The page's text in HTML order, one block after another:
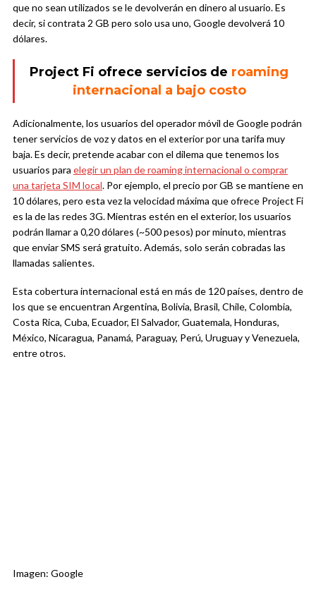
que no sean utilizados se le devolverán en dinero al usuario. Es
decir, si contrata 2 GB pero solo usa uno, Google devolverá 10
dólares.
Project Fi ofrece servicios de roaming
internacional a bajo costo
Adicionalmente, los usuarios del operador móvil de Google podrán
tener servicios de voz y datos en el exterior por una tarifa muy
baja. Es decir, pretende acabar con el dilema que tenemos los
usuarios para elegir un plan de roaming internacional o comprar
una tarjeta SIM local. Por ejemplo, el precio por GB se mantiene en
10 dólares, pero esta vez la velocidad máxima que ofrece Project Fi
es la de las redes 3G. Mientras estén en el exterior, los usuarios
podrán llamar a 0,20 dólares (~500 pesos) por minuto, mientras
que enviar SMS será gratuito. Además, solo serán cobradas las
llamadas salientes.
Esta cobertura internacional está en más de 120 países, dentro de
los que se encuentran Argentina, Bolivia, Brasil, Chile, Colombia,
Costa Rica, Cuba, Ecuador, El Salvador, Guatemala, Honduras,
México, Nicaragua, Panamá, Paraguay, Perú, Uruguay y Venezuela,
entre otros.
Imagen: Google